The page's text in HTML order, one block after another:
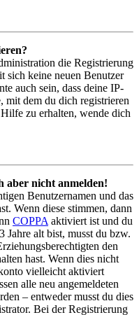
die Registrierung
sich keine neuen Benutzer
auch sein, dass deine IP-
mit dem du dich registrieren
zu erhalten, wende dich
aber nicht anmelden!
Benutzernamen und das
Wenn diese stimmen, dann
COPPA aktiviert ist und du
Jahre alt bist, musst du bzw.
den
hast. Wenn dies nicht
vielleicht aktiviert
alle neu angemeldeten
– entweder musst du dies
Bei der Registrierung